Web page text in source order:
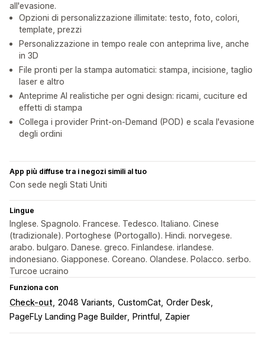
all'evasione.
Opzioni di personalizzazione illimitate: testo, foto, colori,
template, prezzi
Personalizzazione in tempo reale con anteprima live, anche
in 3D
File pronti per la stampa automatici: stampa, incisione, taglio
laser e altro
Anteprime AI realistiche per ogni design: ricami, cuciture ed
effetti di stampa
Collega i provider Print-on-Demand (POD) e scala l'evasione
degli ordini
App più diffuse tra i negozi simili al tuo
Con sede negli Stati Uniti
Lingue
Inglese. Spagnolo. Francese. Tedesco. Italiano. Cinese
(tradizionale). Portoghese (Portogallo). Hindi. norvegese.
arabo. bulgaro. Danese. greco. Finlandese. irlandese.
indonesiano. Giapponese. Coreano. Olandese. Polacco. serbo.
Turcoe ucraino
Funziona con
Check-out 2048 Variants CustomCat Order Desk
PageFLy Landing Page Builder
Printful Zapier